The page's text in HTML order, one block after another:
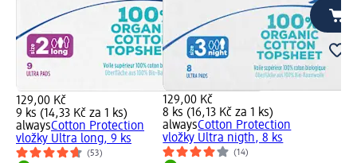
129,00 Kč
9 ks (14,33 Kč za 1 ks)
alwaysCotton Protection
vložky Ultra long, 9 ks
(53)
129,00 Kč
8 ks (16,13 Kč za 1 ks)
alwaysCotton Protection
vložky Ultra nigth, 8 ks
(14)